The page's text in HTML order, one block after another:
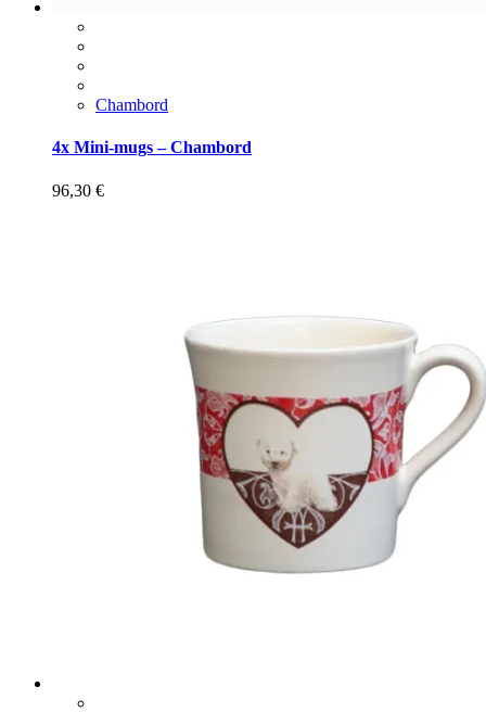
Chambord
4x Mini-mugs – Chambord
96,30 €